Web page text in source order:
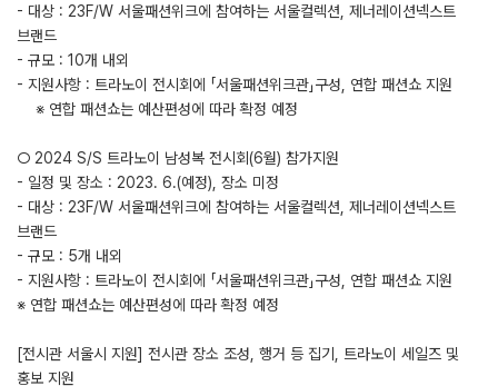
- 대상 : 23F/W 서울패션위크에 참여하는 서울컬렉션, 제너레이션넥스트
브랜드
- 규모 : 10개 내외
- 지원사항 : 트라노이 전시회에 「서울패션위크관」구성, 연합 패션쇼 지원
※ 연합 패션쇼는 예산편성에 따라 확정 예정
○ 2024 S/S 트라노이 남성복 전시회(6월) 참가지원
- 일정 및 장소 : 2023. 6.(예정), 장소 미정
- 대상 : 23F/W 서울패션위크에 참여하는 서울컬렉션, 제너레이션넥스트
브랜드
- 규모 : 5개 내외
- 지원사항 : 트라노이 전시회에 「서울패션위크관」구성, 연합 패션쇼 지원
※ 연합 패션쇼는 예산편성에 따라 확정 예정
[전시관 서울시 지원] 전시관 장소 조성, 행거 등 집기, 트라노이 세일즈 및
홍보 지원